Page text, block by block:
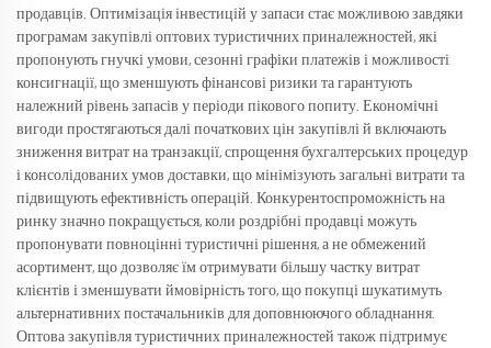
продавців. Оптимізація інвестицій у запаси стає можливою завдяки
програмам закупівлі оптових туристичних приналежностей, які
пропонують гнучкі умови, сезонні графіки платежів і можливості
консигнації, що зменшують фінансові ризики та гарантують
належний рівень запасів у періоди пікового попиту. Економічні
вигоди простягаються далі початкових цін закупівлі й включають
зниження витрат на транзакції, спрощення бухгалтерських процедур
і консолідованих умов доставки, що мінімізують загальні витрати та
підвищують ефективність операцій. Конкурентоспроможність на
ринку значно покращується, коли роздрібні продавці можуть
пропонувати повноцінні туристичні рішення, а не обмежений
асортимент, що дозволяє їм отримувати більшу частку витрат
клієнтів і зменшувати ймовірність того, що покупці шукатимуть
альтернативних постачальників для доповнюючого обладнання.
Оптова закупівля туристичних приналежностей також підтримує